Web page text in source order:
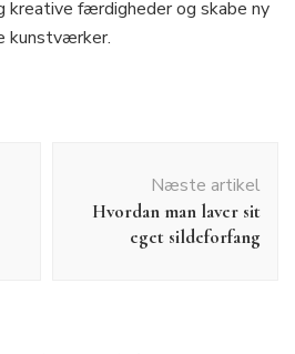
kreative færdigheder og skabe ny
kunstværker.
Næste artikel
Hvordan man laver sit
eget sildeforfang